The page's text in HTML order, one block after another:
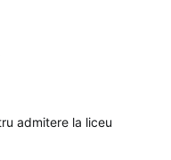
admitere la liceu